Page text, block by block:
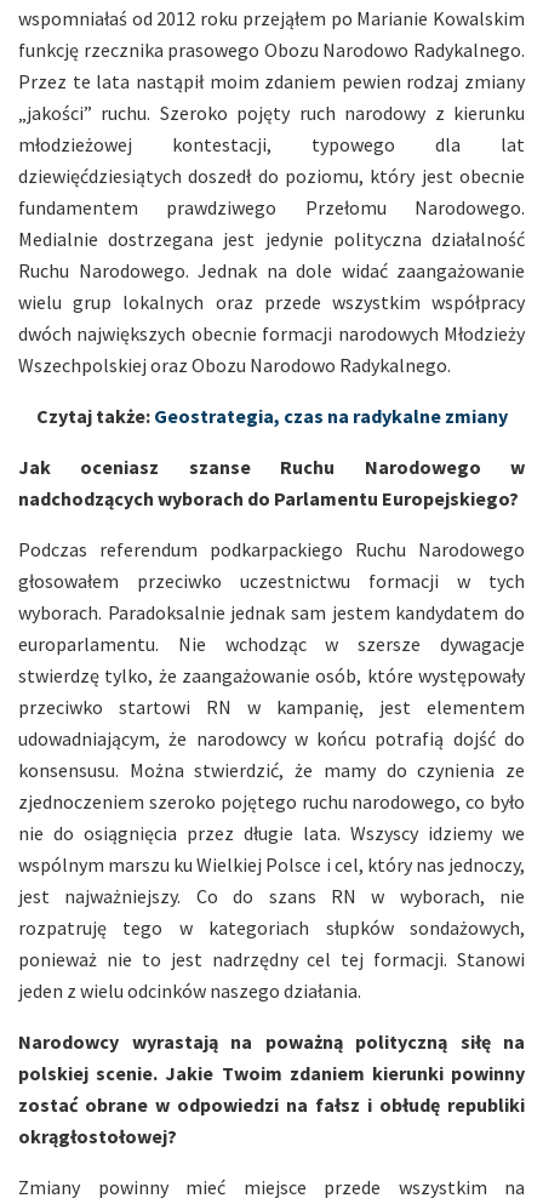
wspomniałaś od 2012 roku przejąłem po Marianie Kowalskim
funkcję rzecznika prasowego Obozu Narodowo Radykalnego.
Przez te lata nastąpił moim zdaniem pewien rodzaj zmiany
„jakości” ruchu. Szeroko pojęty ruch narodowy z kierunku
młodzieżowej kontestacji, typowego dla lat
dziewięćdziesiątych doszedł do poziomu, który jest obecnie
fundamentem prawdziwego Przełomu Narodowego.
Medialnie dostrzegana jest jedynie polityczna działalność
Ruchu Narodowego. Jednak na dole widać zaangażowanie
wielu grup lokalnych oraz przede wszystkim współpracy
dwóch największych obecnie formacji narodowych Młodzieży
Wszechpolskiej oraz Obozu Narodowo Radykalnego.
Czytaj także: Geostrategia, czas na radykalne zmiany
Jak oceniasz szanse Ruchu Narodowego w
nadchodzących wyborach do Parlamentu Europejskiego?
Podczas referendum podkarpackiego Ruchu Narodowego
głosowałem przeciwko uczestnictwu formacji w tych
wyborach. Paradoksalnie jednak sam jestem kandydatem do
europarlamentu. Nie wchodząc w szersze dywagacje
stwierdzę tylko, że zaangażowanie osób, które występowały
przeciwko startowi RN w kampanię, jest elementem
udowadniającym, że narodowcy w końcu potrafią dojść do
konsensusu. Można stwierdzić, że mamy do czynienia ze
zjednoczeniem szeroko pojętego ruchu narodowego, co było
nie do osiągnięcia przez długie lata. Wszyscy idziemy we
wspólnym marszu ku Wielkiej Polsce i cel, który nas jednoczy,
jest najważniejszy. Co do szans RN w wyborach, nie
rozpatruję tego w kategoriach słupków sondażowych,
ponieważ nie to jest nadrzędny cel tej formacji. Stanowi
jeden z wielu odcinków naszego działania.
Narodowcy wyrastają na poważną polityczną siłę na
polskiej scenie. Jakie Twoim zdaniem kierunki powinny
zostać obrane w odpowiedzi na fałsz i obłudę republiki
okrągłostołowej?
Zmiany powinny mieć miejsce przede wszystkim na